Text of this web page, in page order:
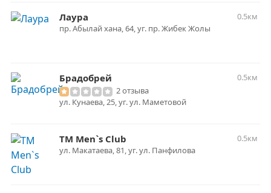
Лаура
0.5км
пр. Абылай хана, 64, уг. пр. Жибек Жолы
Брадобрей
0.5км
2 отзыва
ул. Кунаева, 25, уг. ул. Маметовой
ТМ Men`s Club
0.5км
ул. Макатаева, 81, уг. ул. Панфилова